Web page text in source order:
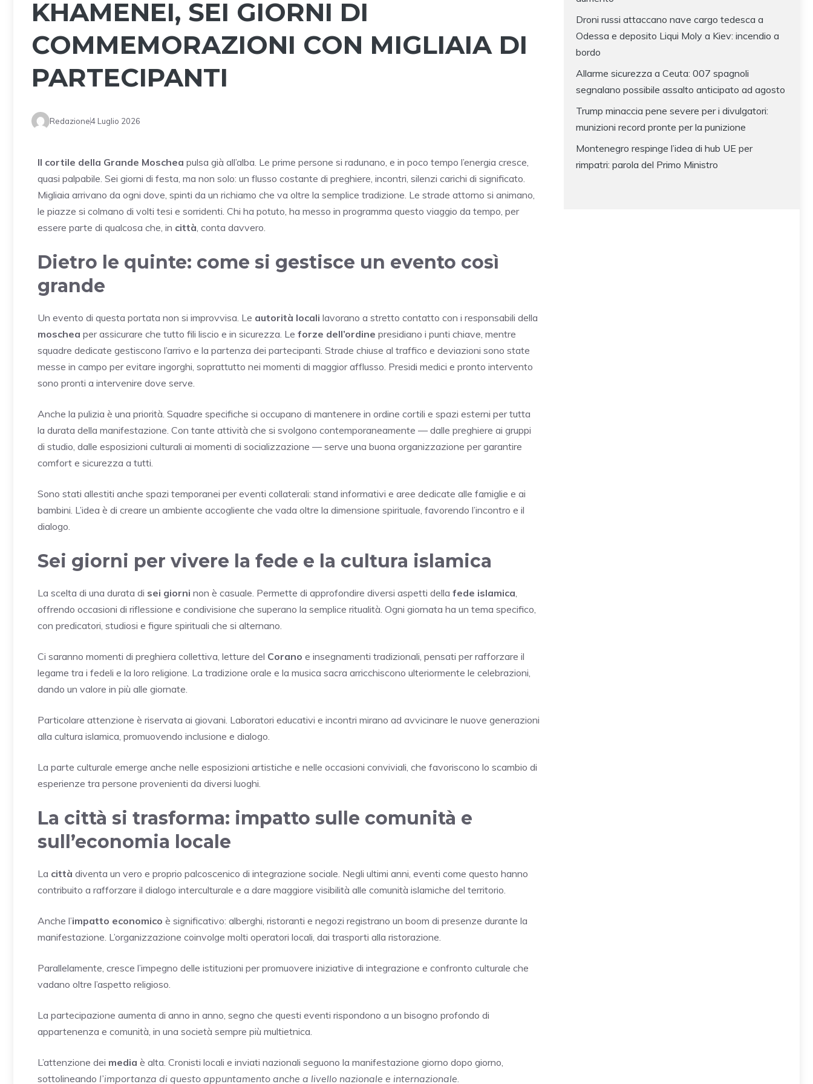
KHAMENEI, SEI GIORNI DI
COMMEMORAZIONI CON MIGLIAIA DI
PARTECIPANTI
Redazione4 Luglio 2026
Il cortile della Grande Moschea pulsa già all’alba. Le prime persone si radunano, e in poco tempo l’energia cresce,
quasi palpabile. Sei giorni di festa, ma non solo: un flusso costante di preghiere, incontri, silenzi carichi di significato.
Migliaia arrivano da ogni dove, spinti da un richiamo che va oltre la semplice tradizione. Le strade attorno si animano,
le piazze si colmano di volti tesi e sorridenti. Chi ha potuto, ha messo in programma questo viaggio da tempo, per
essere parte di qualcosa che, in città, conta davvero.
Dietro le quinte: come si gestisce un evento così
grande
Un evento di questa portata non si improvvisa. Le autorità locali lavorano a stretto contatto con i responsabili della
moschea per assicurare che tutto fili liscio e in sicurezza. Le forze dell’ordine presidiano i punti chiave, mentre
squadre dedicate gestiscono l’arrivo e la partenza dei partecipanti. Strade chiuse al traffico e deviazioni sono state
messe in campo per evitare ingorghi, soprattutto nei momenti di maggior afflusso. Presidi medici e pronto intervento
sono pronti a intervenire dove serve.
Anche la pulizia è una priorità. Squadre specifiche si occupano di mantenere in ordine cortili e spazi esterni per tutta
la durata della manifestazione. Con tante attività che si svolgono contemporaneamente — dalle preghiere ai gruppi
di studio, dalle esposizioni culturali ai momenti di socializzazione — serve una buona organizzazione per garantire
comfort e sicurezza a tutti.
Sono stati allestiti anche spazi temporanei per eventi collaterali: stand informativi e aree dedicate alle famiglie e ai
bambini. L’idea è di creare un ambiente accogliente che vada oltre la dimensione spirituale, favorendo l’incontro e il
dialogo.
Sei giorni per vivere la fede e la cultura islamica
La scelta di una durata di sei giorni non è casuale. Permette di approfondire diversi aspetti della fede islamica,
offrendo occasioni di riflessione e condivisione che superano la semplice ritualità. Ogni giornata ha un tema specifico,
con predicatori, studiosi e figure spirituali che si alternano.
Ci saranno momenti di preghiera collettiva, letture del Corano e insegnamenti tradizionali, pensati per rafforzare il
legame tra i fedeli e la loro religione. La tradizione orale e la musica sacra arricchiscono ulteriormente le celebrazioni,
dando un valore in più alle giornate.
Particolare attenzione è riservata ai giovani. Laboratori educativi e incontri mirano ad avvicinare le nuove generazioni
alla cultura islamica, promuovendo inclusione e dialogo.
La parte culturale emerge anche nelle esposizioni artistiche e nelle occasioni conviviali, che favoriscono lo scambio di
esperienze tra persone provenienti da diversi luoghi.
La città si trasforma: impatto sulle comunità e
sull’economia locale
La città diventa un vero e proprio palcoscenico di integrazione sociale. Negli ultimi anni, eventi come questo hanno
contribuito a rafforzare il dialogo interculturale e a dare maggiore visibilità alle comunità islamiche del territorio.
Anche l’impatto economico è significativo: alberghi, ristoranti e negozi registrano un boom di presenze durante la
manifestazione. L’organizzazione coinvolge molti operatori locali, dai trasporti alla ristorazione.
Parallelamente, cresce l’impegno delle istituzioni per promuovere iniziative di integrazione e confronto culturale che
vadano oltre l’aspetto religioso.
La partecipazione aumenta di anno in anno, segno che questi eventi rispondono a un bisogno profondo di
appartenenza e comunità, in una società sempre più multietnica.
L’attenzione dei media è alta. Cronisti locali e inviati nazionali seguono la manifestazione giorno dopo giorno,
sottolineando l’importanza di questo appuntamento anche a livello nazionale e internazionale.
Droni russi attaccano nave cargo tedesca a
Odessa e deposito Liqui Moly a Kiev: incendio a
bordo
Allarme sicurezza a Ceuta: 007 spagnoli
segnalano possibile assalto anticipato ad agosto
Trump minaccia pene severe per i divulgatori:
munizioni record pronte per la punizione
Montenegro respinge l’idea di hub UE per
rimpatri: parola del Primo Ministro